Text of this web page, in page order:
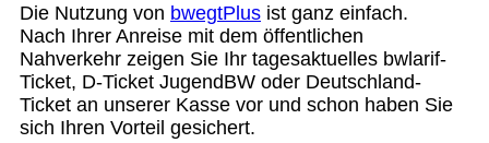
Die Nutzung von bwegtPlus ist ganz einfach.
Nach Ihrer Anreise mit dem öffentlichen
Nahverkehr zeigen Sie Ihr tagesaktuelles bwlarif-
Ticket, D-Ticket JugendBW oder Deutschland-
Ticket an unserer Kasse vor und schon haben Sie
sich Ihren Vorteil gesichert.